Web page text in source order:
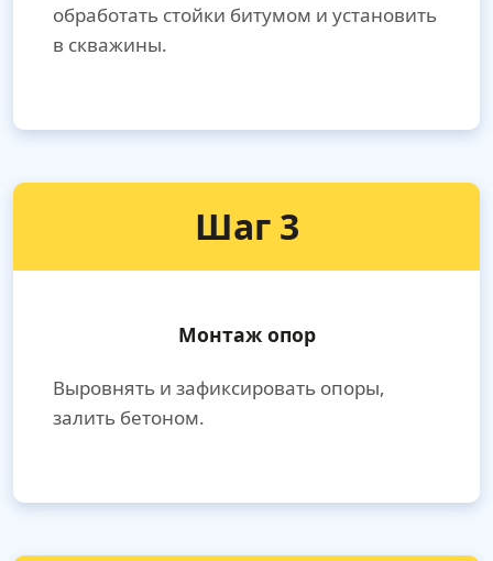
обработать стойки битумом и установить
в скважины.
Шаг 3
Монтаж опор
Выровнять и зафиксировать опоры,
залить бетоном.